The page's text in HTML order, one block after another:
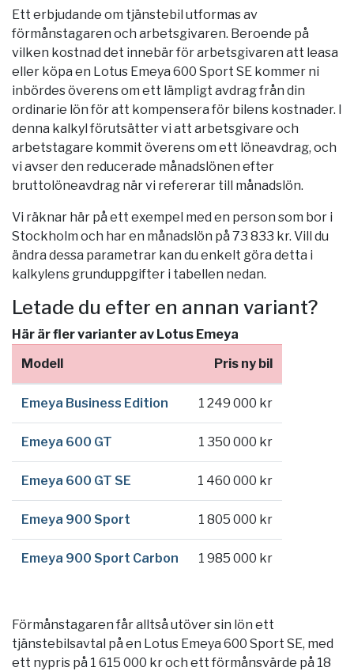
Ett erbjudande om tjänstebil utformas av
förmånstagaren och arbetsgivaren. Beroende på
vilken kostnad det innebär för arbetsgivaren att leasa
eller köpa en Lotus Emeya 600 Sport SE kommer ni
inbördes överens om ett lämpligt avdrag från din
ordinarie lön för att kompensera för bilens kostnader. I
denna kalkyl förutsätter vi att arbetsgivare och
arbetstagare kommit överens om ett löneavdrag, och
vi avser den reducerade månadslönen efter
bruttolöneavdrag när vi refererar till månadslön.
Vi räknar här på ett exempel med en person som bor i
Stockholm och har en månadslön på 73 833 kr. Vill du
ändra dessa parametrar kan du enkelt göra detta i
kalkylens grunduppgifter i tabellen nedan.
Letade du efter en annan variant?
Här är fler varianter av Lotus Emeya
Modell
Pris ny bil
Emeya Business Edition 1 249 000 kr
Emeya 600 GT 1 350 000 kr
Emeya 600 GT SE 1 460 000 kr
Emeya 900 Sport 1 805 000 kr
Emeya 900 Sport Carbon 1 985 000 kr
Förmånstagaren får alltså utöver sin lön ett
tjänstebilsavtal på en Lotus Emeya 600 Sport SE, med
ett nypris på 1 615 000 kr och ett förmånsvärde på 18